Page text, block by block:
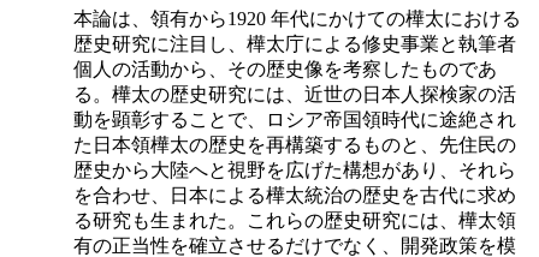
本論は、領有から1920 年代にかけての樺太における
歴史研究に注目し、樺太庁による修史事業と執筆者
個人の活動から、その歴史像を考察したものであ
る。樺太の歴史研究には、近世の日本人探検家の活
動を顕彰することで、ロシア帝国領時代に途絶され
た日本領樺太の歴史を再構築するものと、先住民の
歴史から大陸へと視野を広げた構想があり、それら
を合わせ、日本による樺太統治の歴史を古代に求め
る研究も生まれた。これらの歴史研究には、樺太領
有の正当性を確立させるだけでなく、開発政策を模